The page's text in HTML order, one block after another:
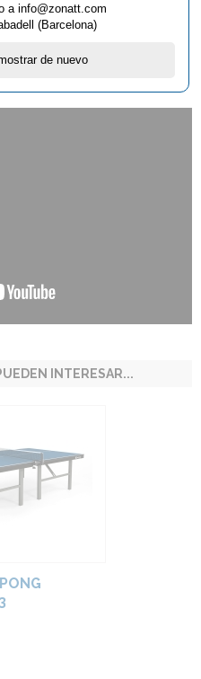
siguientes provincias: Baleares,
requieren realizar un
los gastos de envío
INTERESAR...
a info@zonatt.com
(Barcelona)
de nuevo